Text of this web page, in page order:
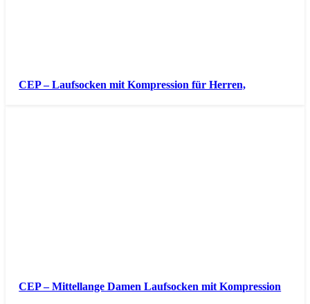
CEP – Laufsocken mit Kompression für Herren,
CEP – Mittellange Damen Laufsocken mit Kompression